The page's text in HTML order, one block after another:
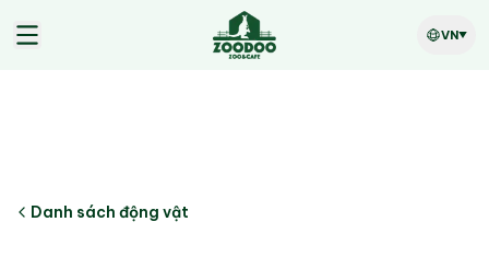
VN
Danh sách động vật